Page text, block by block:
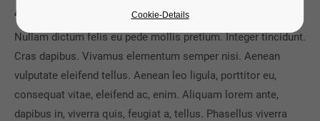
About
Nullam dictum felis eu pede mollis pretium. Integer tincidunt.
Cras dapibus. Vivamus elementum semper nisi. Aenean
vulputate eleifend tellus. Aenean leo ligula, porttitor eu,
consequat vitae, eleifend ac, enim. Aliquam lorem ante,
dapibus in, viverra quis, feugiat a, tellus. Phasellus viverra
Cookie-Details